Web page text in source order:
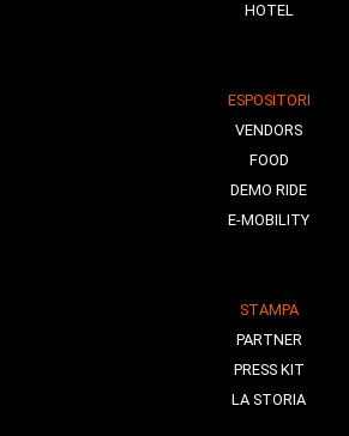
HOTEL
ESPOSITORI
VENDORS
FOOD
DEMO RIDE
E-MOBILITY
STAMPA
PARTNER
PRESS KIT
LA STORIA